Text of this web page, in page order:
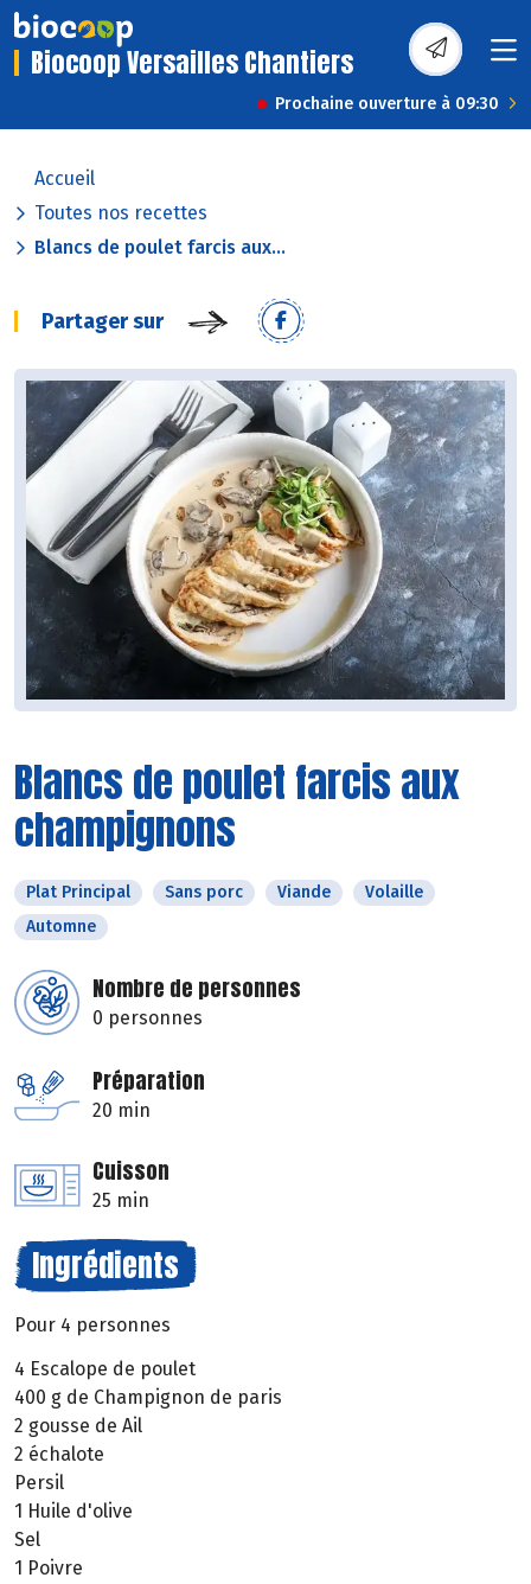
Biocoop Versailles Chantiers
Prochaine ouverture à 09:30
Accueil
Toutes nos recettes
Blancs de poulet farcis aux...
Partager sur
Blancs de poulet farcis aux
champignons
Plat Principal Sans porc Viande
Volaille
Automne
Nombre de personnes
0 personnes
Préparation
20 min
Cuisson
25 min
Ingrédients
Pour 4 personnes
4 Escalope de poulet
400 g de Champignon de paris
2 gousse de Ail
2 échalote
Persil
1 Huile d'olive
Sel
1 Poivre